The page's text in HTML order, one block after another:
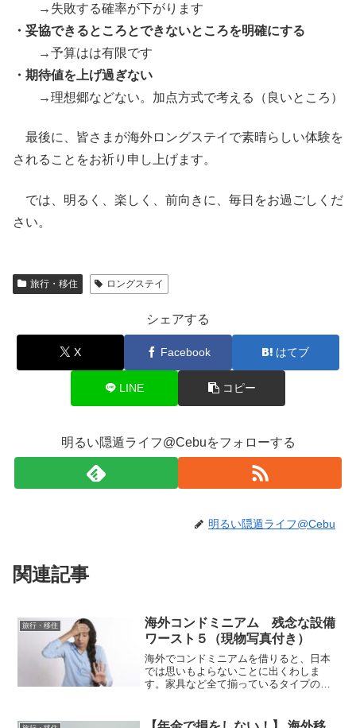
→失敗する確率が下がります
・妥協できるところとできないところを明確にする
→予算はは有限です
・期待値を上げ過ぎない
→理想郷などない。加点方式で考える（良いところ）
最後に、皆さまが海外ロングステイで素晴らしい体験を
されることをお祈り申し上げます。
では、明るく、楽しく、前向きに、毎日をお過ごしくだ
さい。
旅行・移住 ロングステイ
シェアする
X Facebook はてブ
LINE コピー
明るい隠遁ライフ@Cebuをフォローする
明るい隠遁ライフ@Cebu
関連記事
旅行・移住
海外コンドミニアム 残念な設備
ワースト５（現物写真付き）
海外でコンドミニアムを借りると、日本
では思いもよらないことに出くわしま
す。家具など全て揃っているタイプの部
しないように、設備面で気を付けるべき